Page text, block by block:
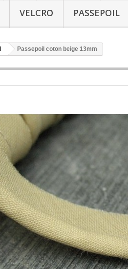
VELCRO PASSEPOIL
Passepoil coton beige 13mm